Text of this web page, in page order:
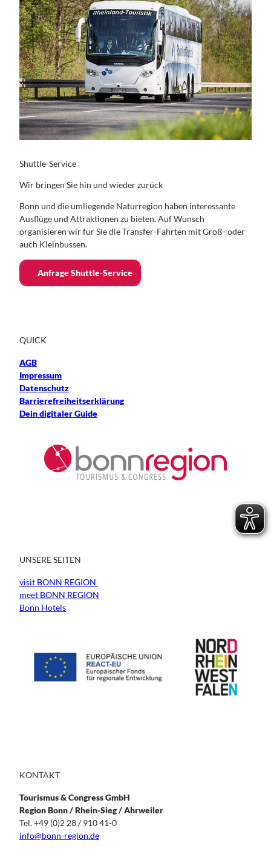
Shuttle-Service
Wir bringen Sie hin und wieder zurück
Bonn und die umliegende Naturregion haben interessante
Ausflüge und Attraktionen zu bieten. Auf Wunsch
organisieren wir für Sie die Transfer-Fahrten mit Groß- oder
auch Kleinbussen.
Anfrage Shuttle-Service
QUICK
AGB
Impressum
Datenschutz
Barrierefreiheitserklärung
Dein digitaler Guide
UNSERE SEITEN
visit BONN REGION
meet BONN REGION
Bonn Hotels
KONTAKT
Tourismus & Congress GmbH
Region Bonn / Rhein-Sieg / Ahrweiler
Tel. +49 (0)2 28 / 910 41-0
info@bonn-region.de